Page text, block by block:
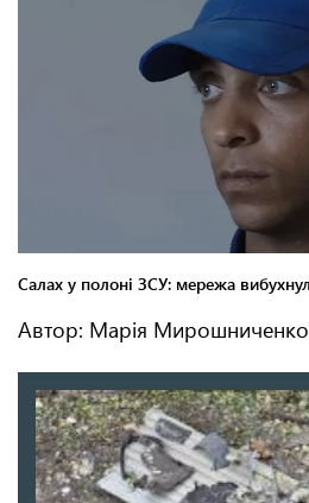
Автор: Марія Мирошниченко